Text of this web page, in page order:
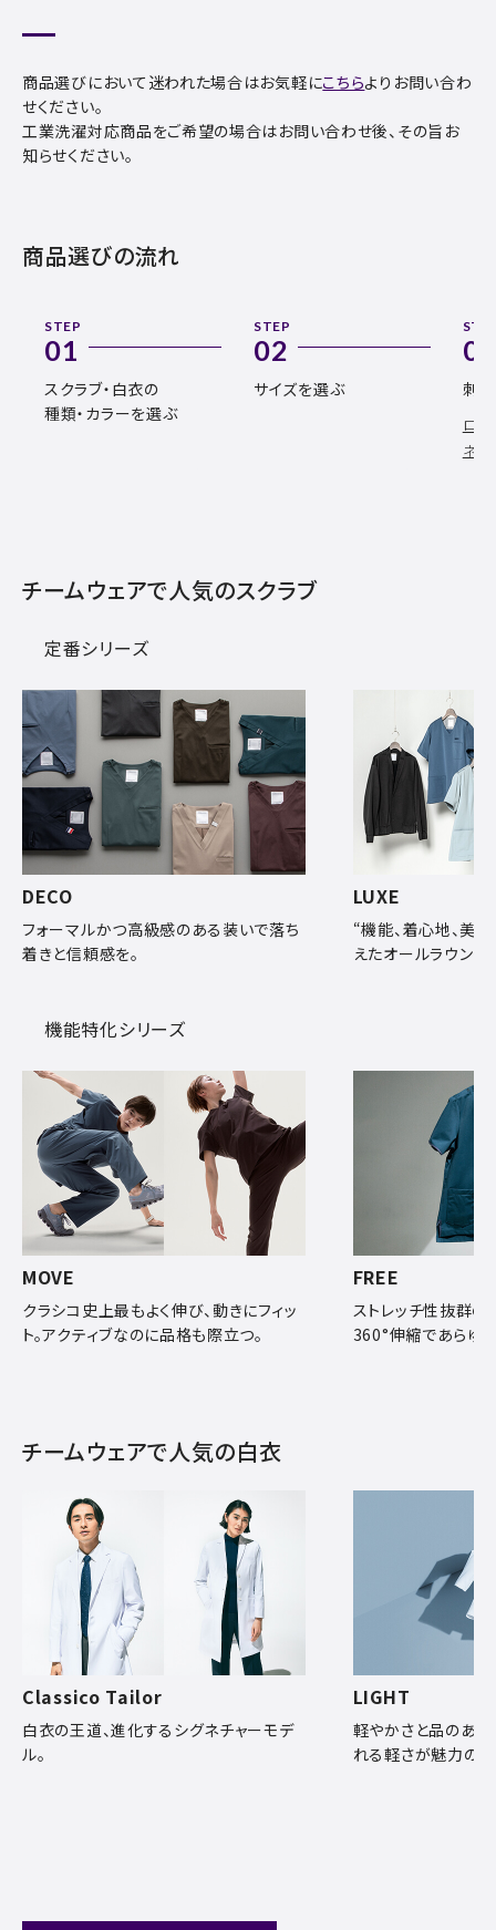
商品選びにおいて迷われた場合はお気軽にこちらよりお問い合わ
せください。
工業洗濯対応商品をご希望の場合はお問い合わせ後、その旨お
知らせください。
商品選びの流れ
STEP
01
スクラブ・白衣の
種類・カラーを選ぶ
STEP
02
サイズを選ぶ 刺
ロ
ネ
チームウェアで人気のスクラブ
定番シリーズ
DECO
フォーマルかつ高級感のある装いで落ち
着きと信頼感を。
LUXE
“機能、着心地、美
えたオールラウンダ
機能特化シリーズ
MOVE
クラシコ史上最もよく伸び、動きにフィッ
ト。アクティブなのに品格も際立つ。
FREE
ストレッチ性抜群の
360°伸縮であらゆ
チームウェアで人気の白衣
Classico Tailor
白衣の王道、進化するシグネチャーモデ
ル。
LIGHT
軽やかさと品のある
れる軽さが魅力の軽